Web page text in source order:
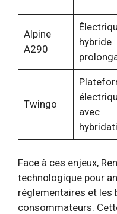
Alpine
A290
hybride
Twingo
avec
Face à ces enjeux,
technologique pour
réglementaires et les
consommateurs.